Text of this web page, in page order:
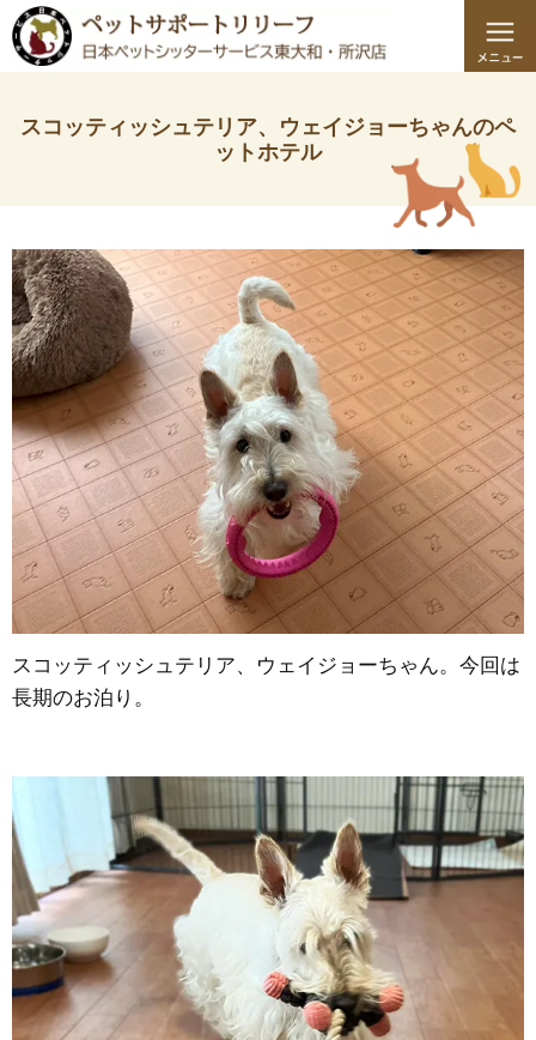
スコッティッシュテリア、ウェイジョーちゃんのペ
ットホテル
スコッティッシュテリア、ウェイジョーちゃん。今回は
長期のお泊り。